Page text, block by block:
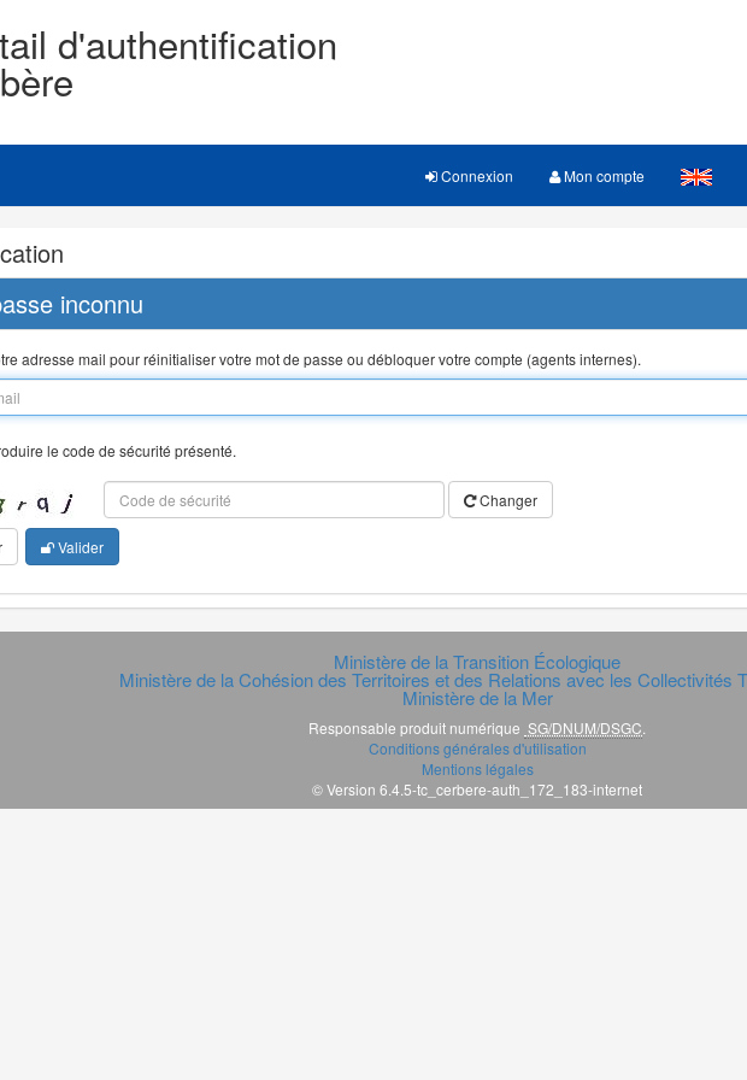
d'authentification
Connexion Mon compte
inconnu
adresse mail pour réinitialiser votre mot de passe ou débloquer votre compte (agents internes).
le code de sécurité présenté.
Changer
Valider
Ministère de la Transition Écologique
Ministère de la Cohésion des Territoires et des Relations avec les Collectivités
Ministère de la Mer
Responsable produit numérique SG/DNUM/DSGC
Conditions générales d'utilisation
Mentions légales
© Version 6.4.5-tc_cerbere-auth_172_183-internet